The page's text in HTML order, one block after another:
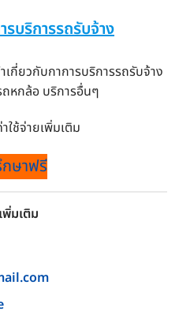
บริการรถรับจ้าง
กี่ยวกับกาการบริการรถรับจ้าง
หกล้อ บริการอื่นๆ
ใช้จ่ายเพิ่มเติม
ษาฟรี
มเติม